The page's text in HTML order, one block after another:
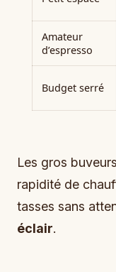
Amateur
d’espresso
Budget serré
Les gros
rapidité de
tasses sans
éclair.